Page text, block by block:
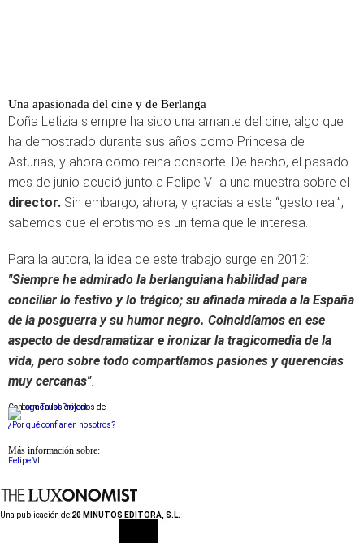
Una apasionada del cine y de Berlanga
Doña Letizia siempre ha sido una amante del cine, algo que
ha demostrado durante sus años como Princesa de
Asturias, y ahora como reina consorte. De hecho, el pasado
mes de junio acudió junto a Felipe VI a una muestra sobre el
director. Sin embargo, ahora, y gracias a este “gesto real”,
sabemos que el erotismo es un tema que le interesa.
Para la autora, la idea de este trabajo surge en 2012:
"Siempre he admirado la berlanguiana habilidad para
conciliar lo festivo y lo trágico; su afinada mirada a la España
de la posguerra y su humor negro. Coincidíamos en ese
aspecto de desdramatizar e ironizar la tragicomedia de la
vida, pero sobre todo compartíamos pasiones y querencias
muy cercanas".
Conforme a los criterios de
¿Por qué confiar en nosotros?
Más información sobre:
Felipe VI
Una publicación de:20 MINUTOS EDITORA, S.L.